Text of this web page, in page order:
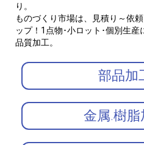
り。
ものづくり市場は、見積り～依
ップ！1点物･小ロット･個別生
品質加工。
部品加
金属.樹脂